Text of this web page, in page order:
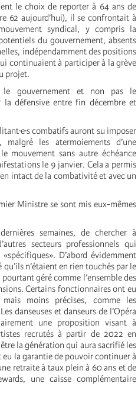
le choix de reporter à 64 ans de
62 aujourd’hui), il se confrontait à
syndical, y compris la
du gouvernement, absents
indépendamment des positions
continuaient à participer à la grève
projet.
le gouvernement et non pas le
défensive entre fin décembre et
combatifs auront su imposer
malgré les atermoiements d’une
mouvement sans autre échéance
le 9 janvier. Cela a permis
intact de la combativité et avec un
Ministre se sont mis eux-mêmes
semaines, de chercher à
secteurs professionnels qui
D’abord évidemment
n’étaient en rien touchés par le
géré comme l’ensemble des
Certains fonctionnaires ont eu
mais moins précises, comme les
danseuses et danseurs de l’Opéra
une proposition visant à
recrutés à partir de 2022 en
la génération qui aura sacrifié les
la garantie de pouvoir continuer à
retraite à taux plein à 60 ans et de
une caisse complémentaire